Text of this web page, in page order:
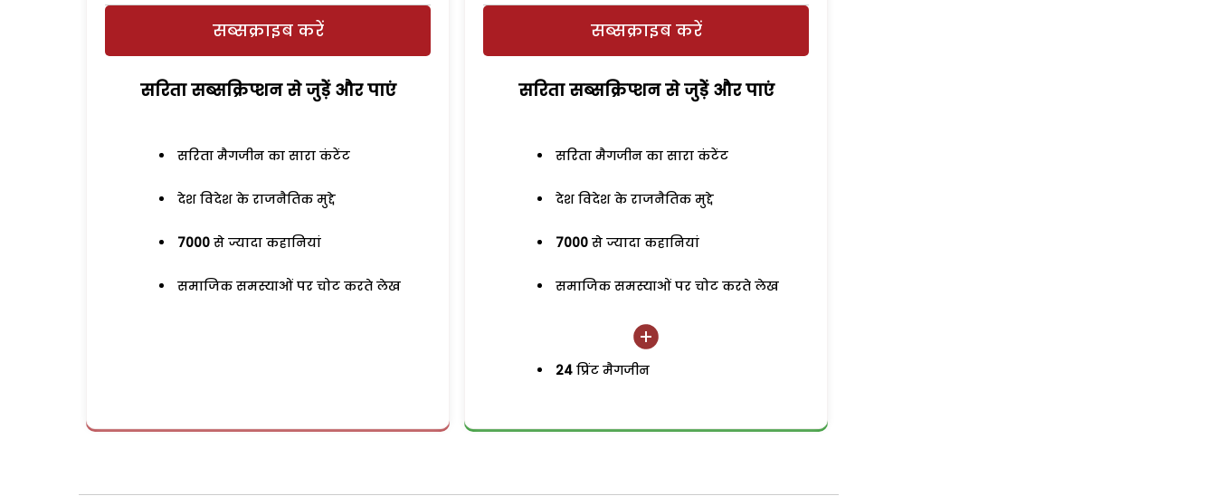
सब्सक्राइब करें
सरिता सब्सक्रिप्शन से जुड़ेें और पाएं
सरिता मैगजीन का सारा कंटेंट
देश विदेश के राजनैतिक मुद्दे
7000 से ज्यादा कहानियां
समाजिक समस्याओं पर चोट करते लेख
सब्सक्राइब करें
सरिता सब्सक्रिप्शन से जुड़ेें और पाएं
सरिता मैगजीन का सारा कंटेंट
देश विदेश के राजनैतिक मुद्दे
7000 से ज्यादा कहानियां
समाजिक समस्याओं पर चोट करते लेख
24 प्रिंट मैगजीन